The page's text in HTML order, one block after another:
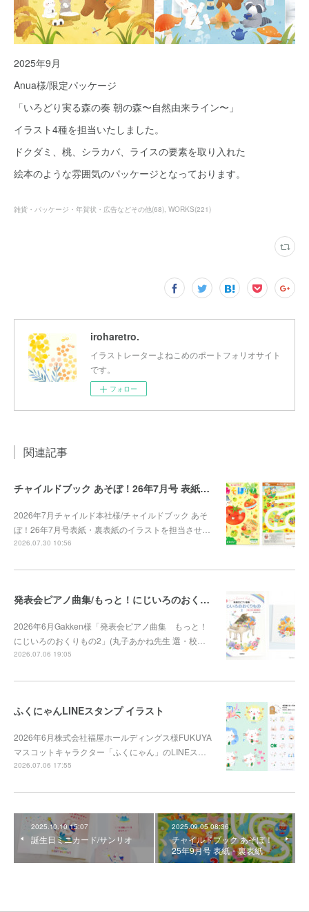
2025年9月
Anua様/限定パッケージ
「いろどり実る森の奏 朝の森〜自然由来ライン〜」
イラスト4種を担当いたしました。
ドクダミ、桃、シラカバ、ライスの要素を取り入れた
絵本のような雰囲気のパッケージとなっております。
雑貨・パッケージ・年賀状・広告などその他(68) WORKS(221)
iroharetro.
イラストレーターよねこめのポートフォリオサイト
です。
フォロー
関連記事
チャイルドブック あそぼ！26年7月号 表紙・裏表紙
2026年7月チャイルド本社様/チャイルドブック あそ
ぼ！26年7月号表紙・裏表紙のイラストを担当させ…
2026.07.30 10:56
発表会ピアノ曲集/もっと！にじいろのおくりもの2
2026年6月Gakken様「発表会ピアノ曲集 もっと！
にじいろのおくりもの2」(丸子あかね先生 選・校…
2026.07.06 19:05
ふくにゃんLINEスタンプ イラスト
2026年6月株式会社福屋ホールディングス様FUKUYA
マスコットキャラクター「ふくにゃん」のLINEス…
2026.07.06 17:55
2025.10.10 15:07
誕生日ミニカード/サンリオ
2025.09.05 08:36
チャイルドブック あそぼ！
25年9月号 表紙・裏表紙